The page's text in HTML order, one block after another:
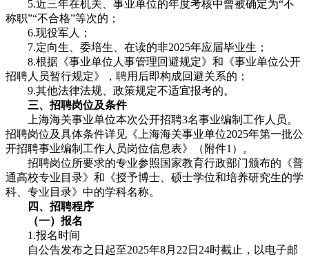
5.近三年在机关、事业单位的年度考核中曾被确定为“不
称职”“不合格”等次的；
6.现役军人；
7.定向生、委培生、在读的非2025年应届毕业生；
8.根据《事业单位人事管理回避规定》和《事业单位公开
招聘人员暂行规定》，聘用后即构成回避关系的；
9.其他法律法规、政策规定不适宜报考的。
三、招聘岗位及条件
上海海关事业单位本次公开招聘3名事业编制工作人员。
招聘岗位及具体条件详见《上海海关事业单位2025年第一批公
开招聘事业编制工作人员岗位信息表》（附件1）。
招聘岗位所要求的专业参照国家教育行政部门颁布的《普
通高校专业目录》和《授予博士、硕士学位和培养研究生的学
科、专业目录》中的学科名称。
四、招聘程序
（一）报名
1.报名时间
自公告发布之日起至2025年8月22日24时截止，以电子邮